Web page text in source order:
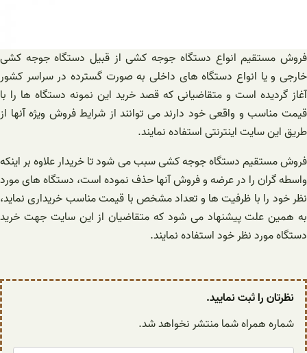
فروش مستقیم انواع دستگاه جوجه کشی از قبیل دستگاه جوجه کشی
خارجی و یا انواع دستگاه های داخلی به ‌صورت گسترده در سراسر کشور
آغاز گردیده است و متقاضیانی که قصد خرید این نمونه دستگاه ‌ها را با
قیمت مناسب و واقعی خود دارند می ‌توانند از شرایط فروش ویژه آنها از
طریق این سایت اینترنتی استفاده نمایند.
فروش مستقیم دستگاه جوجه کشی سبب می‌ شود تا خریدار علاوه بر اینکه
واسطه ‌گران را در عرضه و فروش آنها حذف نموده است، دستگاه‌ های مورد
نظر خود را با ظرفیت‌ ها و تعداد مشخص با قیمت مناسب خریداری نماید،
به همین علت پیشنهاد می ‌شود که متقاضیان از این سایت جهت خرید
دستگاه مورد نظر خود استفاده نمایند.
نظرتان را ثبت نمایید.
شماره همراه شما منتشر نخواهد شد.